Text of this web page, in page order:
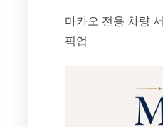
마카오 전용 차량
픽업